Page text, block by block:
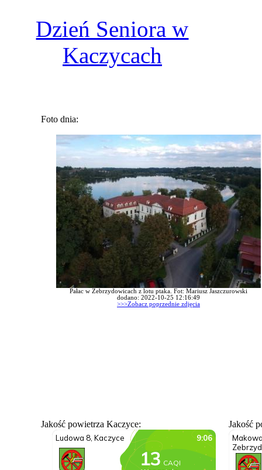
Dzień Seniora w
Kaczycach
Foto dnia:
Pałac w Zebrzydowicach z lotu ptaka. Fot: Mariusz Jaszczurowski
dodano: 2022-10-25 12:16:49
>>>Zobacz poprzednie zdjęcia
Jakość powietrza Kaczyce: Jakość